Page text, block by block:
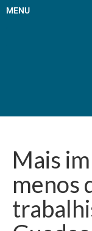
MENU
Mais
menos